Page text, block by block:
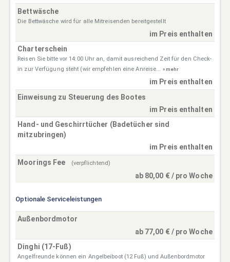
Bettwäsche
Die Bettwäsche wird für alle Mitreisenden bereitgestellt
im Preis enthalten
Charterschein
Reisen Sie bitte vor 14:00 Uhr an, damit ausreichend Zeit für den Check-
in zur Verfügung steht (wir empfehlen eine Anreise... » mehr
im Preis enthalten
Einweisung zu Steuerung des Bootes
im Preis enthalten
Hand- und Geschirrtücher (Badetücher sind
mitzubringen)
im Preis enthalten
Moorings Fee
(verpflichtend)
ab 80,00 € / pro Woche
Optionale Serviceleistungen
Außenbordmotor
ab 77,00 € / pro Woche
Dinghi (17-Fuß)
Angelfreunde können ein Angelbeiboot (12 Fuß) und Außenbordmotor